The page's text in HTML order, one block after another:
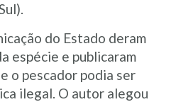
do Estado deram
espécie e publicaram
o pescador podia ser
ilegal. O autor alegou